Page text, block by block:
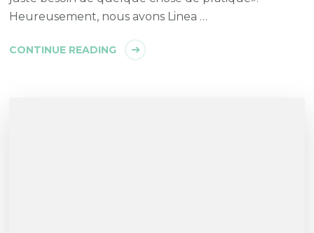
Heureusement, nous avons Linea …
CONTINUE READING